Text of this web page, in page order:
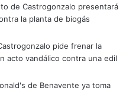
de Castrogonzalo presentará
la planta de biogás
pide frenar la
acto vandálico contra una edil
de Benavente ya toma